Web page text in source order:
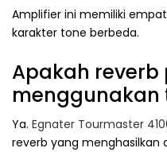
Amplifier ini memiliki
karakter tone berbeda.
Apakah
menggunakan
Ya. Egnater Tourmaster
reverb yang